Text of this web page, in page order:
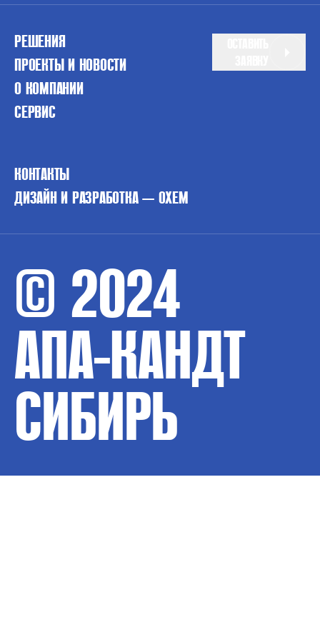
РЕШЕНИЯ
ПРОЕКТЫ И НОВОСТИ
О КОМПАНИИ
СЕРВИС
КОНТАКТЫ
ДИЗАЙН И РАЗРАБОТКА — OXEM
© 2024
АПА-КАНДТ
СИБИРЬ